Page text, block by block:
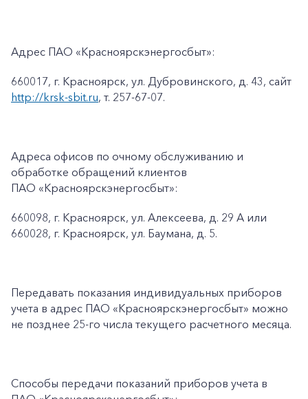
Адрес ПАО «Красноярскэнергосбыт»:
660017, г. Красноярск, ул. Дубровинского, д. 43, сайт
http://krsk-sbit.ru, т. 257-67-07.
Адреса офисов по очному обслуживанию и
обработке обращений клиентов
ПАО «Красноярскэнергосбыт»:
660098, г. Красноярск, ул. Алексеева, д. 29 А или
660028, г. Красноярск, ул. Баумана, д. 5.
Передавать показания индивидуальных приборов
учета в адрес ПАО «Красноярскэнергосбыт» можно
не позднее 25-го числа текущего расчетного месяца.
Способы передачи показаний приборов учета в